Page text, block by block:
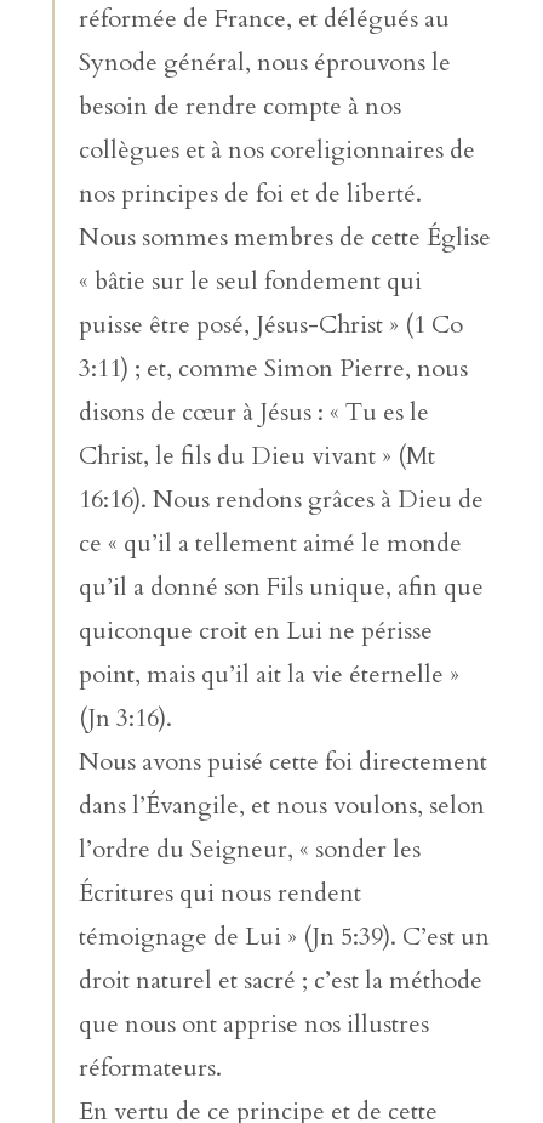
réformée de France, et délégués au
Synode général, nous éprouvons le
besoin de rendre compte à nos
collègues et à nos coreligionnaires de
nos principes de foi et de liberté.
Nous sommes membres de cette Église
« bâtie sur le seul fondement qui
puisse être posé, Jésus-Christ » (1 Co
3:11) ; et, comme Simon Pierre, nous
disons de cœur à Jésus : « Tu es le
Christ, le fils du Dieu vivant » (Mt
16:16). Nous rendons grâces à Dieu de
ce « qu’il a tellement aimé le monde
qu’il a donné son Fils unique, afin que
quiconque croit en Lui ne périsse
point, mais qu’il ait la vie éternelle »
(Jn 3:16).
Nous avons puisé cette foi directement
dans l’Évangile, et nous voulons, selon
l’ordre du Seigneur, « sonder les
Écritures qui nous rendent
témoignage de Lui » (Jn 5:39). C’est un
droit naturel et sacré ; c’est la méthode
que nous ont apprise nos illustres
réformateurs.
En vertu de ce principe et de cette